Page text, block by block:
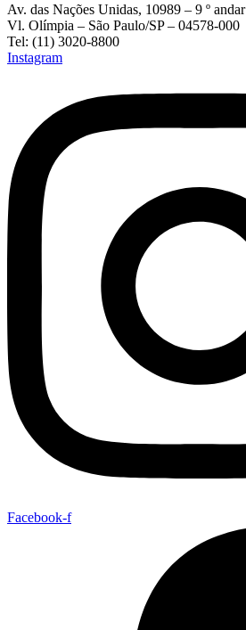
Av. das Nações Unidas, 10989 – 9 º andar
Vl. Olímpia – São Paulo/SP – 04578-000
Tel: (11) 3020-8800
Instagram
Facebook-f